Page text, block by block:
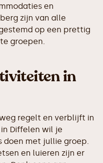
en
zijn van alle
op een prettig
groepen.
in
regelt en verblijft in
Diffelen wil je
doen met jullie groep.
en luieren zijn er